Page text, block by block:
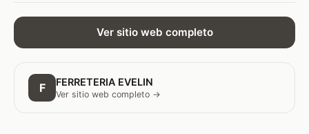
Ver sitio web completo
F FERRETERIA EVELIN
Ver sitio web completo →